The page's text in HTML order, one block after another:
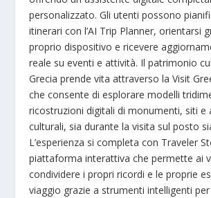
personalizzato. Gli utenti possono
itinerari con l’AI Trip Planner, orientarsi
proprio dispositivo e ricevere
reale su eventi e attività. Il patrimonio
Grecia prende vita attraverso la Visit
che consente di esplorare modelli
ricostruzioni digitali di monumenti, siti e
culturali, sia durante la visita sul posto
L’esperienza si completa con Traveler
piattaforma interattiva che permette ai
condividere i propri ricordi e le proprie
viaggio grazie a strumenti intelligenti